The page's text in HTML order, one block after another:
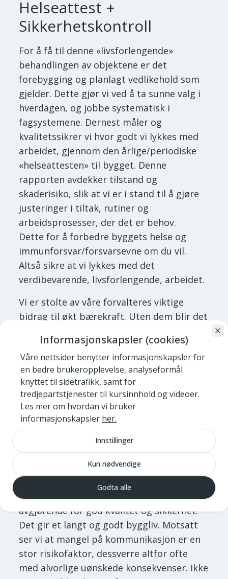
Helseattest +
Sikkerhetskontroll
For å få til denne «livsforlengende»
behandlingen av objektene er det
forebygging og planlagt vedlikehold som
gjelder. Dette gjør vi ved å ta sunne valg i
hverdagen, og jobbe systematisk i
fagsystemene. Dernest måler og
kvalitetssikrer vi hvor godt vi lykkes med
arbeidet, gjennom den årlige/periodiske
«helseattesten» til bygget. Denne
rapporten avdekker tilstand og
skaderisiko, slik at vi er i stand til å gjøre
justeringer i tiltak, rutiner og
arbeidsprosesser, der det er behov.
Dette for å forbedre byggets helse og
immunforsvar/forsvarsevne om du vil.
Altså sikre at vi lykkes med det
verdibevarende, livsforlengende, arbeidet.
Vi er stolte av våre forvalteres viktige
bidrag til økt bærekraft. Uten dem blir det
til å nå, for å ivareta også kommende
generasjoners fellesskaps verdier. Vi er
nødt til å samarbeide. Vi er nødt til å dele
kunnskapen. Vi har ikke noe valg.
Kommunikasjonsverktøy
for bærekraft
Av erfaring ser vi stadig at god
kommunikasjon og samhandling mellom
eier/forvalter og bruker av byggene er helt
avgjørende for god kvalitet og sikkerhet.
Det gir et langt og godt byggliv. Motsatt
ser vi at mangel på kommunikasjon er en
stor risikofaktor, dessverre altfor ofte
med alvorlige uønskede konsekvenser. Ikke
Informasjonskapsler (cookies)
Våre nettsider benytter informasjonskapsler for
en bedre brukeropplevelse, analyseformål
knyttet til sidetrafikk, samt for
tredjepartstjenester til kursinnhold og videoer.
Les mer om hvordan vi bruker
informasjonskapsler her.
Innstillinger
Kun nødvendige
Godta alle